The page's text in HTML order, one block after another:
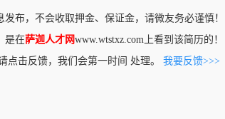
发布，不会收取押金、保证金，请微友务必谨慎！
是在萨迦人才网www.wtstxz.com上看到该简历的！
点击反馈，我们会第一时间 处理。 我要反馈>>>